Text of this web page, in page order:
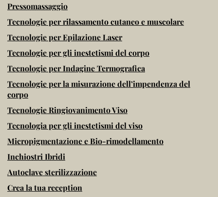
Pressomassaggio
Tecnologie per rilassamento cutaneo e muscolare
Tecnologie per Epilazione Laser
Tecnologie per gli inestetismi del corpo
Tecnologie per Indagine Termografica
Tecnologie per la misurazione dell’impendenza del
corpo
Tecnologie Ringiovanimento Viso
Tecnologia per gli inestetismi del viso
Micropigmentazione e Bio-rimodellamento
Inchiostri Ibridi
Autoclave sterilizzazione
Crea la tua reception